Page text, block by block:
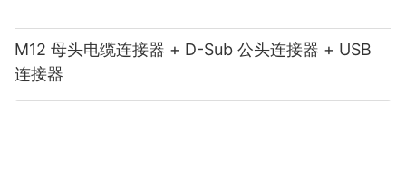
M12 母头电缆连接器 + D-Sub 公头连接器 + USB
连接器